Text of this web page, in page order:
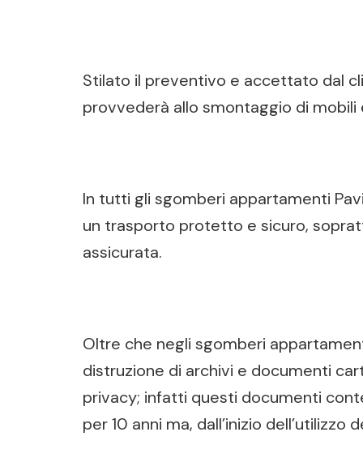
Stilato il preventivo e accettato dal
provvederà allo smontaggio di mobili
In tutti gli sgomberi appartamenti
un trasporto protetto e sicuro,
assicurata.
Oltre che negli sgomberi
distruzione di archivi e documenti
privacy; infatti questi documenti
per 10 anni ma, dall’inizio